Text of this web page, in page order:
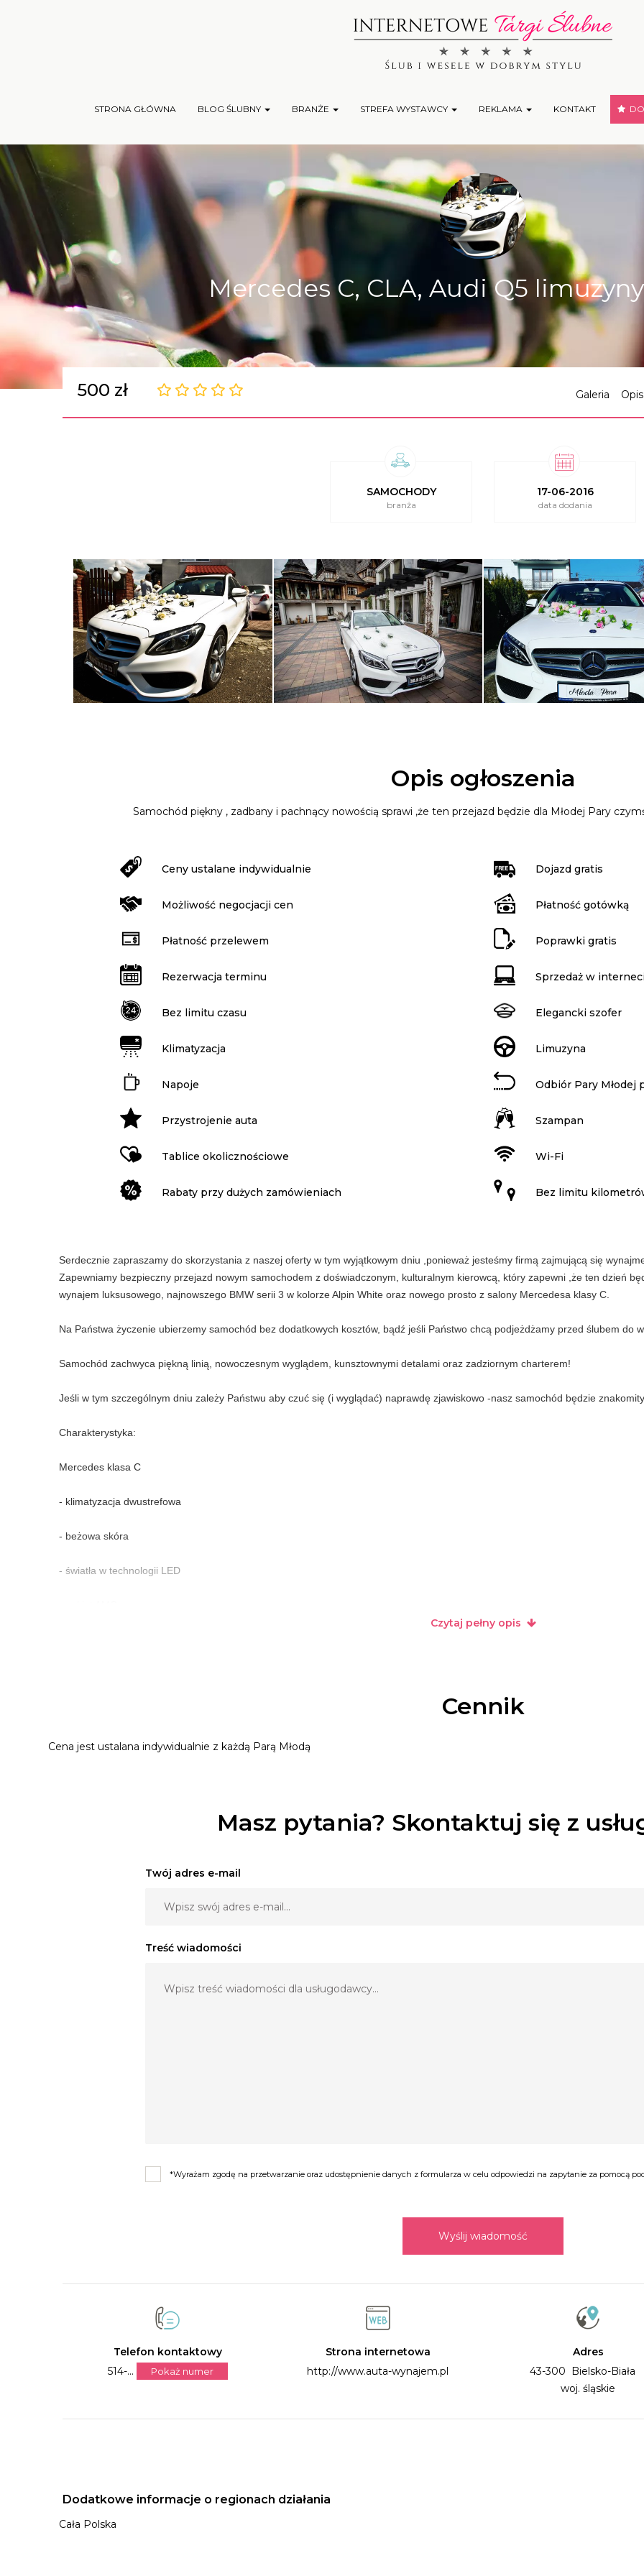
STRONA GŁÓWNA BLOG ŚLUBNY BRANŻE STREFA WYSTAWCY REKLAMA KONTAKT
Mercedes C, CLA, Audi Q5
500 zł Galeria Opis
SAMOCHODY
branża
17-06-2016
data dodania
Opis ogłoszenia
Samochód piękny , zadbany i pachnący nowością sprawi ,że ten przejazd będzie dla Młodej Pary
Ceny ustalane indywidualnie Dojazd gratis
Możliwość negocjacji cen Płatność gotówką
Płatność przelewem Poprawki gratis
Rezerwacja terminu Sprzedaż w
Bez limitu czasu Elegancki szofer
Klimatyzacja Limuzyna
Napoje Odbiór Pary Młodej
Przystrojenie auta Szampan
Tablice okolicznościowe Wi-Fi
Rabaty przy dużych zamówieniach Bez limitu
Serdecznie zapraszamy do skorzystania z naszej oferty w tym wyjątkowym dniu ,ponieważ jesteśmy firmą zajmującą się
Zapewniamy bezpieczny przejazd nowym samochodem z doświadczonym, kulturalnym kierowcą, który zapewni ,że ten dzień
wynajem luksusowego, najnowszego BMW serii 3 w kolorze Alpin White oraz nowego prosto z salony Mercedesa klasy C.
Na Państwa życzenie ubierzemy samochód bez dodatkowych kosztów, bądź jeśli Państwo chcą podjeżdżamy przed ślubem do
Samochód zachwyca piękną linią, nowoczesnym wyglądem, kunsztownymi detalami oraz zadziornym charterem!
Jeśli w tym szczególnym dniu zależy Państwu aby czuć się (i wyglądać) naprawdę zjawiskowo -nasz samochód będzie
Charakterystyka:
Mercedes klasa C
- klimatyzacja dwustrefowa
- beżowa skóra
- światła w technologii LED
- lakier Alpin White,
- bardzo przestronna strefa kanapy tylnej.
Samochód przed każdą uroczystością dokładnie wyczyszczony, środek pachnie nowością ;) + elegancki kierowca o wysokiej
Dysponujemy również Mazdą 6 MPS w kolorze czarnym. Wyposażona w skórzaną tapicerkę , klimatyzację oraz 19 calowe falgi.
Czytaj pełny opis
Cennik
Cena jest ustalana indywidualnie z każdą Parą Młodą
Masz pytania? Skontaktuj się z
Twój adres e-mail
Treść wiadomości
*Wyrażam zgodę na przetwarzanie oraz udostępnienie danych z formularza w celu odpowiedzi na zapytanie za pomocą
Wyślij wiadomość
Telefon kontaktowy
514-...
Pokaż numer
Strona internetowa
http://www.auta-wynajem.pl
Adres
43-300 Bielsko-Biała
woj. śląskie
Dodatkowe informacje o regionach działania
Cała Polska